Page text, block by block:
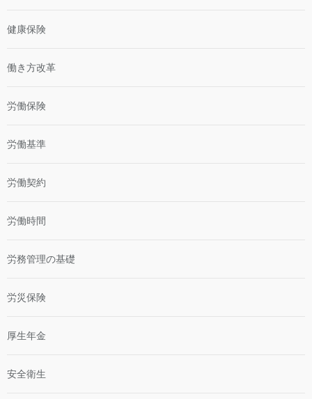
健康保険
働き方改革
労働保険
労働基準
労働契約
労働時間
労務管理の基礎
労災保険
厚生年金
安全衛生